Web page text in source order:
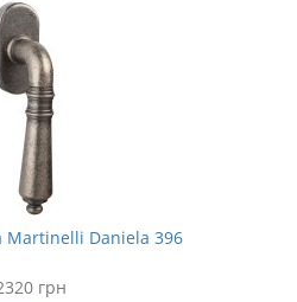
Martinelli Daniela 396
грн